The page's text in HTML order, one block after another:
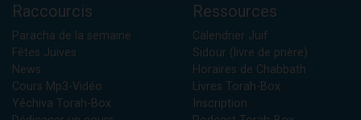
Raccourcis
Paracha de la semaine
Fêtes Juives
News
Cours Mp3-Vidéo
Yéchiva Torah-Box
Ressources
Calendrier Juif
Sidour (livre de prière)
Horaires de Chabbath
Livres Torah-Box
Inscription